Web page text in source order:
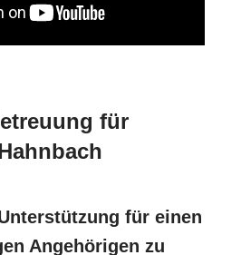
für
für einen
Angehörigen zu